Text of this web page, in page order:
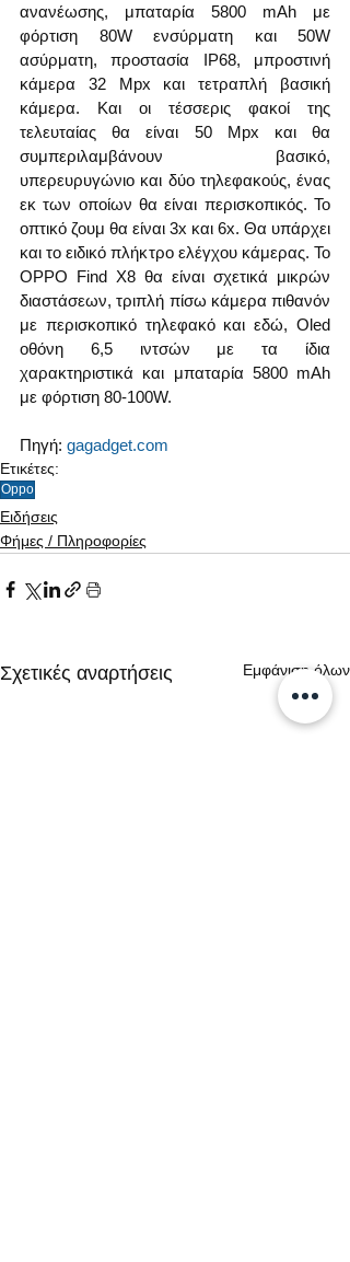
ανανέωσης, μπαταρία 5800 mAh με
φόρτιση 80W ενσύρματη και 50W
ασύρματη, προστασία IP68, μπροστινή
κάμερα 32 Mpx και τετραπλή βασική
κάμερα. Και οι τέσσερις φακοί της
τελευταίας θα είναι 50 Mpx και θα
συμπεριλαμβάνουν βασικό,
υπερευρυγώνιο και δύο τηλεφακούς, ένας
εκ των οποίων θα είναι περισκοπικός. Το
οπτικό ζουμ θα είναι 3x και 6x. Θα υπάρχει
και το ειδικό πλήκτρο ελέγχου κάμερας. Το
OPPO Find X8 θα είναι σχετικά μικρών
διαστάσεων, τριπλή πίσω κάμερα πιθανόν
με περισκοπικό τηλεφακό και εδώ, Oled
οθόνη 6,5 ιντσών με τα ίδια
χαρακτηριστικά και μπαταρία 5800 mAh
με φόρτιση 80-100W.
Πηγή: gagadget.com
Ετικέτες:
Oppo
Ειδήσεις
Φήμες / Πληροφορίες
Σχετικές αναρτήσεις Εμφάνιση όλων